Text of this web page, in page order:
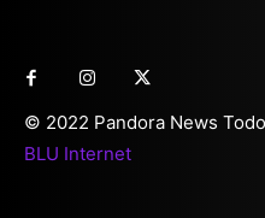
© 2022 Pandora News
BLU Internet